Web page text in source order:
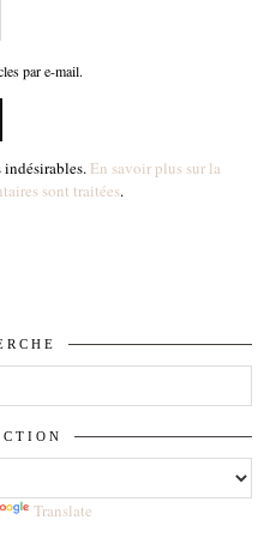
par e-mail.
En savoir plus sur la
sont traitées.
Translate